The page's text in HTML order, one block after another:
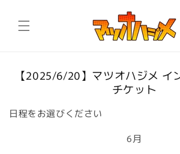
進む
商品情
報にス
【2025/6/20】マツオハジメ イ
チケット
日程をお選びください
6月